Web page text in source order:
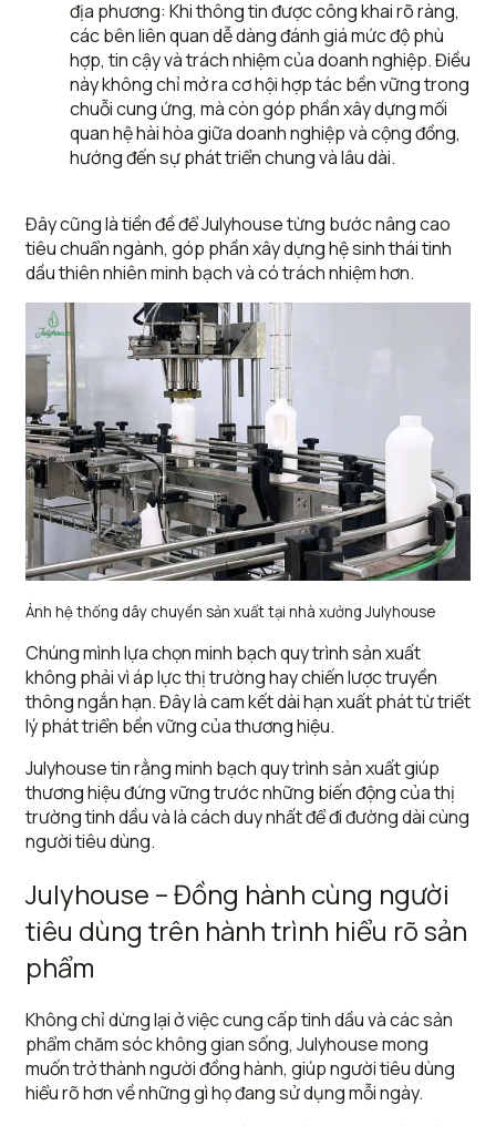
địa phương: Khi thông tin được công khai rõ ràng,
các bên liên quan dễ dàng đánh giá mức độ phù
hợp, tin cậy và trách nhiệm của doanh nghiệp. Điều
này không chỉ mở ra cơ hội hợp tác bền vững trong
chuỗi cung ứng, mà còn góp phần xây dựng mối
quan hệ hài hòa giữa doanh nghiệp và cộng đồng,
hướng đến sự phát triển chung và lâu dài.
Đây cũng là tiền đề để Julyhouse từng bước nâng cao
tiêu chuẩn ngành, góp phần xây dựng hệ sinh thái tinh
dầu thiên nhiên minh bạch và có trách nhiệm hơn.
Ảnh hệ thống dây chuyền sản xuất tại nhà xưởng Julyhouse
Chúng mình lựa chọn minh bạch quy trình sản xuất
không phải vì áp lực thị trường hay chiến lược truyền
thông ngắn hạn. Đây là cam kết dài hạn xuất phát từ triết
lý phát triển bền vững của thương hiệu.
Julyhouse tin rằng minh bạch quy trình sản xuất giúp
thương hiệu đứng vững trước những biến động của thị
trường tinh dầu và là cách duy nhất để đi đường dài cùng
người tiêu dùng.
Julyhouse – Đồng hành cùng người
tiêu dùng trên hành trình hiểu rõ sản
phẩm
Không chỉ dừng lại ở việc cung cấp tinh dầu và các sản
phẩm chăm sóc không gian sống, Julyhouse mong
muốn trở thành người đồng hành, giúp người tiêu dùng
hiểu rõ hơn về những gì họ đang sử dụng mỗi ngày.